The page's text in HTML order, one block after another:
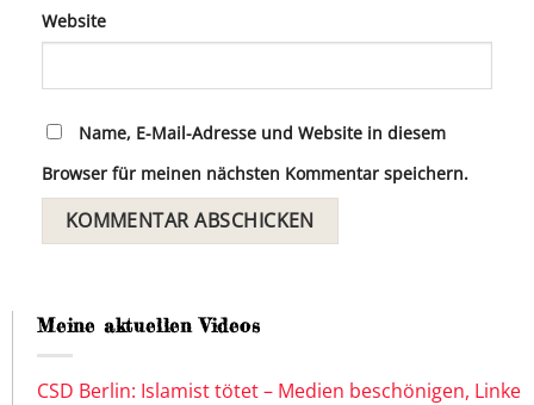
Website
Name, E-Mail-Adresse und Website in diesem
Browser für meinen nächsten Kommentar speichern.
Meine aktuellen Videos
CSD Berlin: Islamist tötet – Medien beschönigen, Linke